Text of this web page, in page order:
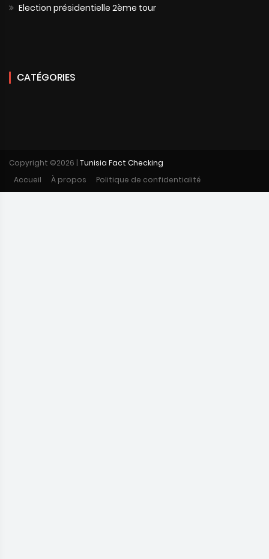
Election présidentielle 2ème tour
CATÉGORIES
Copyright ©2026 | Tunisia Fact Checking
Accueil
À propos Politique de confidentialité